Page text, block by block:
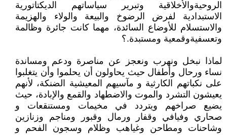
الروحيةوالأخلاقية وتبرير سياساتهم الديكتاتورية
الاستبدادية لفرض الرضوخ والبيعة والولاء والهزيمة
والاستسلام للأوضاع السائدة، مهما كانت جائرة وظالمة
وتعسفيةوقمعية ومستبدة.؟
لماذا نبخل ونهرب ونعجز عن مناصرة ودعم ومساندة
نساء ورحال وأطفال حيث يحاولون أن يحلموا وأن يتغلبوا
على نكباتهم الكارثية و مآسيهم المعيشية الضنكة، لأنهم
يعيشون التشرد والموت والاضطهاد والقمع والإبادة، حيث
يضيع صراخهم ويتردد في مخيمات ومستنقعات و
صحاري وفيافي وقفار ورمال وقبور ومناجم وزنازين
وشاحنات ومطاحن وغياهب وظلام وسجون الفحم و